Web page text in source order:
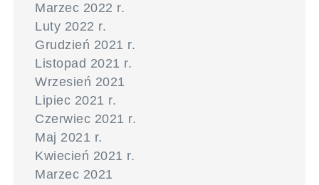
Marzec 2022 r.
Luty 2022 r.
Grudzień 2021 r.
Listopad 2021 r.
Wrzesień 2021
Lipiec 2021 r.
Czerwiec 2021 r.
Maj 2021 r.
Kwiecień 2021 r.
Marzec 2021